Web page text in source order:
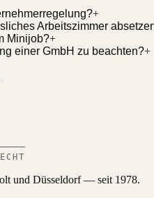
+
Arbeitszimmer
Minijob?+
einer GmbH zu beachten?+
und Düsseldorf — seit 1978.